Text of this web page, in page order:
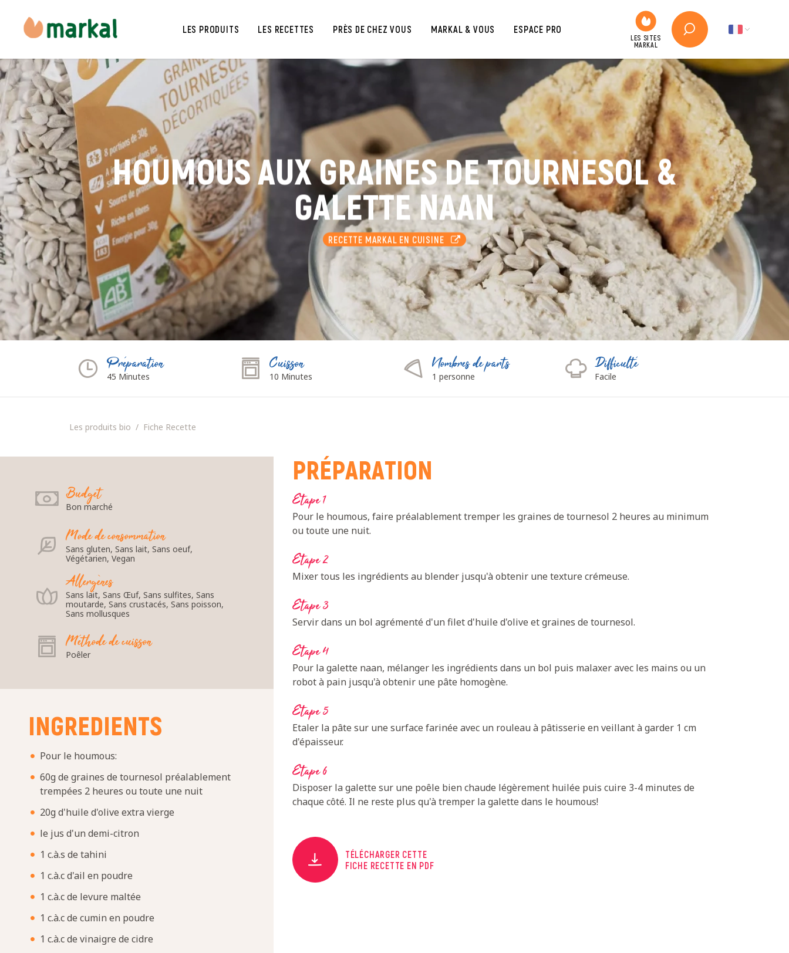
LES PRODUITS LES RECETTES PRÈS DE CHEZ VOUS MARKAL & VOUS ESPACE PRO
HOUMOUS AUX GRAINES DE TOURNESOL &
GALETTE NAAN
RECETTE MARKAL EN CUISINE
Préparation
45 Minutes
Cuisson
10 Minutes
Nombres de parts
1 personne
Difficulté
Facile
Les produits bio Fiche Recette
Budget
Bon marché
Mode de consommation
Sans gluten, Sans lait, Sans oeuf,
Végétarien, Vegan
Allergènes
Sans lait, Sans Œuf, Sans sulfites, Sans
moutarde, Sans crustacés, Sans poisson,
Sans mollusques
Méthode de cuisson
Poêler
INGREDIENTS
Pour le houmous:
60g de graines de tournesol préalablement
trempées 2 heures ou toute une nuit
20g d'huile d'olive extra vierge
le jus d'un demi-citron
1 c.à.s de tahini
1 c.à.c d'ail en poudre
1 c.à.c de levure maltée
1 c.à.c de cumin en poudre
1 c.à.c de vinaigre de cidre
PRÉPARATION
Etape 1
Pour le houmous, faire préalablement tremper les graines de tournesol 2 heures au minimum
ou toute une nuit.
Etape 2
Mixer tous les ingrédients au blender jusqu'à obtenir une texture crémeuse.
Etape 3
Servir dans un bol agrémenté d'un filet d'huile d'olive et graines de tournesol.
Etape 4
Pour la galette naan, mélanger les ingrédients dans un bol puis malaxer avec les mains ou un
robot à pain jusqu'à obtenir une pâte homogène.
Etape 5
Etaler la pâte sur une surface farinée avec un rouleau à pâtisserie en veillant à garder 1 cm
d'épaisseur.
Etape 6
Disposer la galette sur une poêle bien chaude légèrement huilée puis cuire 3-4 minutes de
chaque côté. Il ne reste plus qu'à tremper la galette dans le houmous!
TÉLÉCHARGER CETTE
FICHE RECETTE EN PDF